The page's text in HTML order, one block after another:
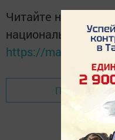
Читайте новости
национальном
https://max.ru/
Перейти на